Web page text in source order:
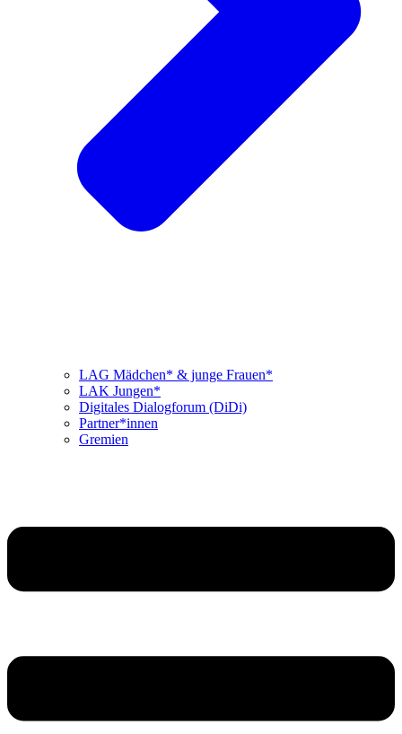
LAG Mädchen* & junge Frauen*
LAK Jungen*
Digitales Dialogforum (DiDi)
Partner*innen
Gremien